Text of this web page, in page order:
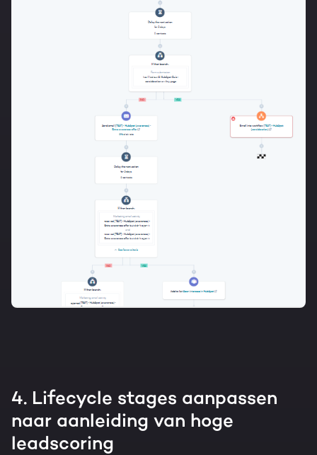
4. Lifecycle stages aanpassen
naar aanleiding van hoge
leadscoring